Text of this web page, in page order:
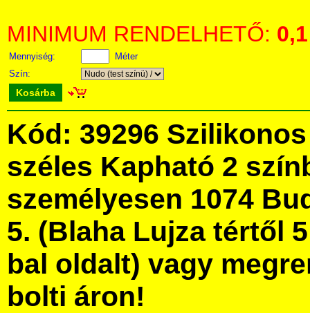
MINIMUM RENDELHETŐ: 0,1
Mennyiség:
Méter
Szín:
Kosárba
Kód: 39296
széles Kapható 2
személyesen 1074
5. (Blaha Lujza tértől
bal oldalt) vagy
bolti áron!